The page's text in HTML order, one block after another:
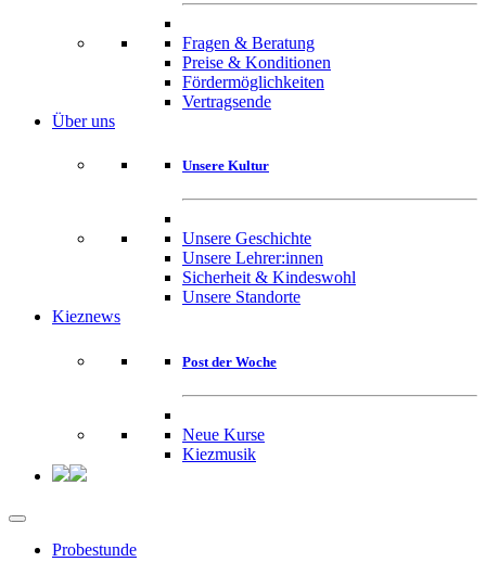
Fragen & Beratung
Preise & Konditionen
Fördermöglichkeiten
Vertragsende
Über uns
Unsere Kultur
Unsere Geschichte
Unsere Lehrer:innen
Sicherheit & Kindeswohl
Unsere Standorte
Kieznews
Post der Woche
Neue Kurse
Kiezmusik
Probestunde